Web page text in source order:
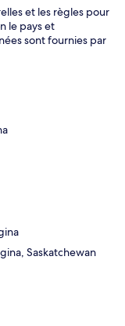
et les règles pour
le pays et
sont fournies par
Saskatchewan